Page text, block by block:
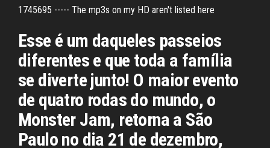
1745695 ----- The mp3s on my HD aren't listed here
Esse é um daqueles passeios
diferentes e que toda a família
se diverte junto! O maior evento
de quatro rodas do mundo, o
Monster Jam, retorna a São
Paulo no dia 21 de dezembro,